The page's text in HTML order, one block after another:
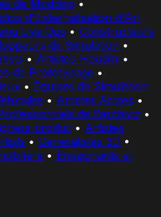
de Modding •
d'Externalisation d'Art
Live Ops • Constructeurs
de Simulation •
• Artistes Houdini •
de Prototypage •
• Équipes de Simulation
• Artistes Armes •
de l'archiviz •
produit • Artistes
• Generalistes 3D •
• Enseignants et